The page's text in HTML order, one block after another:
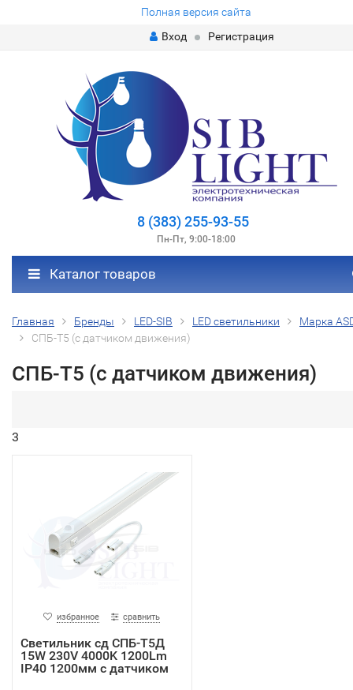
Полная версия сайта
Вход
Регистрация
8 (383) 255-93-55
Пн-Пт, 9:00-18:00
Каталог товаров
Главная Бренды LED-SIB LED светильники
Марка
СПБ-Т5 (с датчиком движения)
СПБ-Т5 (с датчиком движения)
3
избранное сравнить
Светильник сд СПБ-Т5Д
15W 230V 4000K 1200Lm
IP40 1200мм с датчиком